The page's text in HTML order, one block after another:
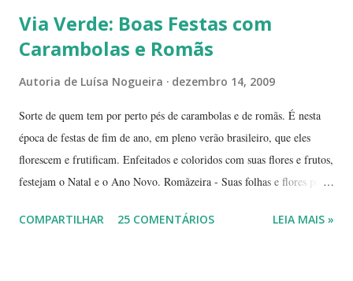
Via Verde: Boas Festas com
Carambolas e Romãs
Autoria de Luísa Nogueira dezembro 14, 2009
Sorte de quem tem por perto pés de carambolas e de romãs. É nesta
época de festas de fim de ano, em pleno verão brasileiro, que eles
florescem e frutificam. Enfeitados e coloridos com suas flores e frutos,
festejam o Natal e o Ano Novo. Romãzeira - Suas folhas e flores por
por tons mesclados de rosa, amarelo e laranja. No meio das flores
COMPARTILHAR 25 COMENTÁRIOS LEIA MAIS »